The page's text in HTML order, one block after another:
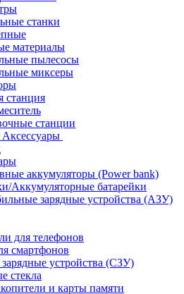
станки
материалы
пылесосы
миксеры
станция
станции
Аксессуары
аккумуляторы (Power bank)
Аккумуляторные батарейки
зарядные устройства (АЗУ)
для телефонов
смартфонов
устройства (СЗУ)
стекла
и карты памяти